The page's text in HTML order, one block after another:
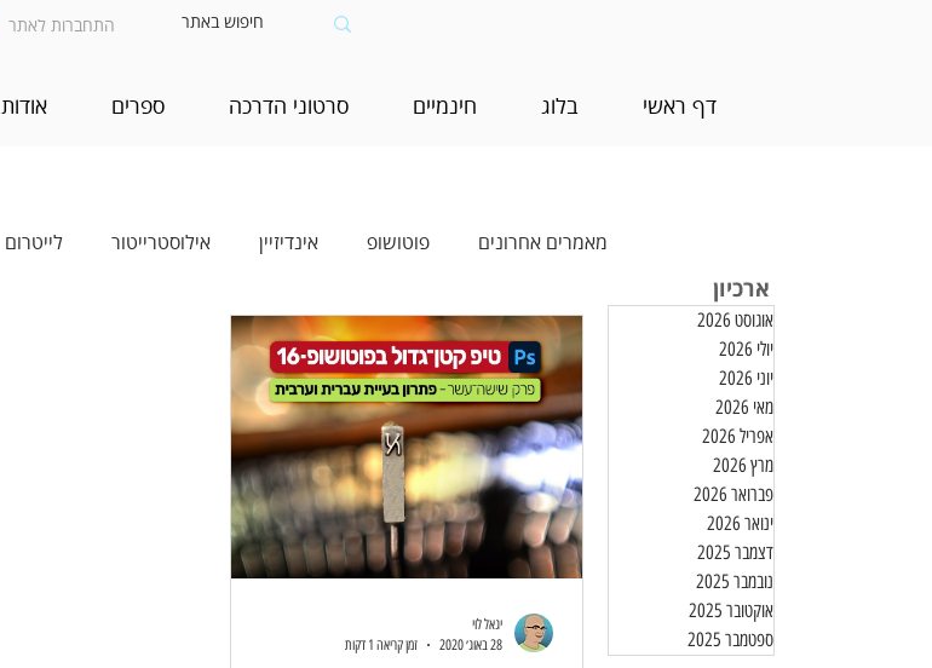
התחברות לאתר
דף ראשי בלוג חינמיים סרטוני הדרכה ספרים אודות
מאמרים אחרונים פוטושופ אינדיזיין אילוסטרייטור לייטרום
עריכת וידאו חינמיים בינה מלאכותית (AI)
יגאל לוי
28 באוג׳ 2020
זמן קריאה 1 דקות
ארכיון
אוגוסט 2026
יולי 2026
יוני 2026
מאי 2026
אפריל 2026
מרץ 2026
פברואר 2026
ינואר 2026
דצמבר 2025
נובמבר 2025
אוקטובר 2025
ספטמבר 2025